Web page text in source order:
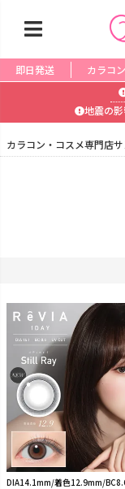
即日発送 カラコン
地震の
カラコン・コスメ専門店サ
DIA14.1mm/着色12.9mm/